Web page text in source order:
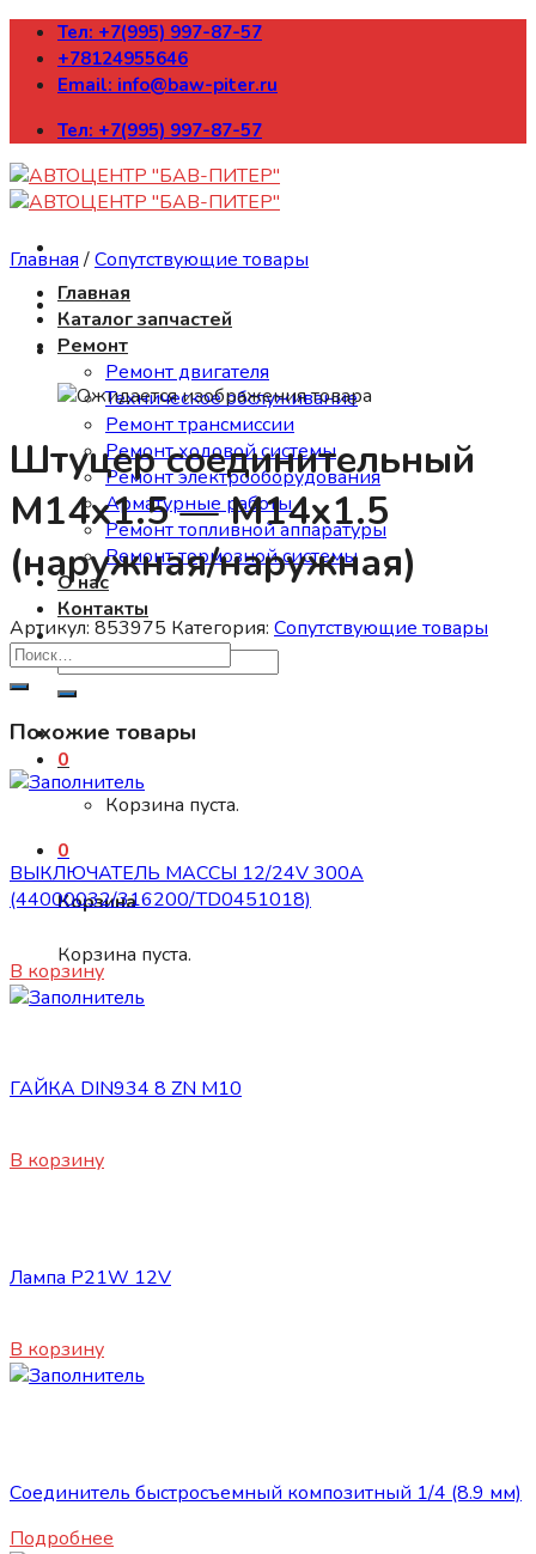
Skip
content
Тел: +7(995) 997-87-57
+78124955646
Email: info@baw-piter.ru
Тел: +7(995) 997-87-57
Главная
Каталог запчастей
Ремонт
Ремонт двигателя
Техническое обслуживание
Ремонт трансмиссии
Ремонт ходовой системы
Ремонт электрооборудования
Арматурные работы
Ремонт топливной аппаратуры
Ремонт тормозной системы
О нас
Контакты
Искать:
0
Корзина пуста.
0
Корзина
Корзина пуста.
Главная /Сопутствующие товары
Штуцер соединительный
М14х1.5 — М14х1.5
(наружная/наружная)
Артикул: 853975 Категория: Сопутствующие товары
Похожие товары
ВЫКЛЮЧАТЕЛЬ МАССЫ 12/24V 300A
(44000032/316200/TD0451018)
1400₽
В корзину
ГАЙКА DIN934 8 ZN M10
В корзину
Лампа P21W 12V
В корзину
Соединитель быстросъемный композитный 1/4 (8.9 мм)
Подробнее